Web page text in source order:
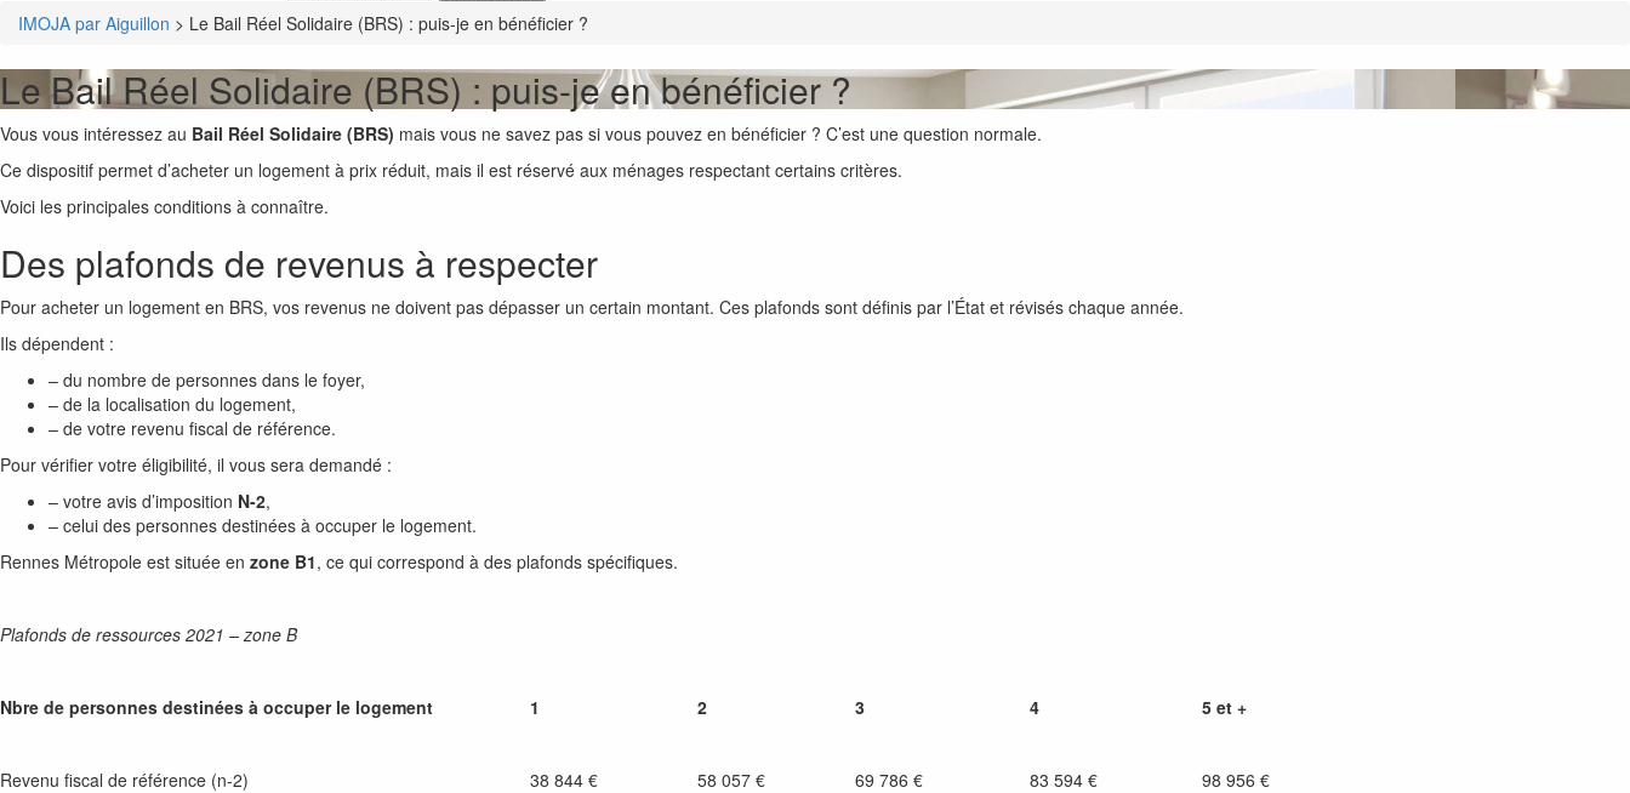
IMOJA par Aiguillon > Le Bail Réel Solidaire (BRS) : puis-je en bénéficier ?
Le Bail Réel Solidaire (BRS) : puis-je en bénéficier ?
Vous vous intéressez au Bail Réel Solidaire (BRS) mais vous ne savez pas si vous pouvez en bénéficier ? C’est une question normale.
Ce dispositif permet d’acheter un logement à prix réduit, mais il est réservé aux ménages respectant certains critères.
Voici les principales conditions à connaître.
Des plafonds de revenus à respecter
Pour acheter un logement en BRS, vos revenus ne doivent pas dépasser un certain montant. Ces plafonds sont définis par l’État et révisés chaque année.
Ils dépendent :
– du nombre de personnes dans le foyer,
– de la localisation du logement,
– de votre revenu fiscal de référence.
Pour vérifier votre éligibilité, il vous sera demandé :
– votre avis d’imposition N-2,
– celui des personnes destinées à occuper le logement.
Rennes Métropole est située en zone B1, ce qui correspond à des plafonds spécifiques.
Plafonds de ressources 2021 – zone B
Nbre de personnes destinées à occuper le logement 1 2 3 4 5 et +
Revenu fiscal de référence (n-2) 38 844 € 58 057 € 69 786 € 83 594 € 98 956 €